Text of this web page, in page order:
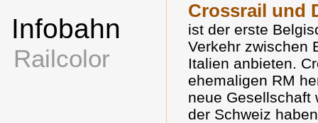
Crossrail und
ist der erste
Verkehr zwischen
Italien anbieten.
ehemaligen RM
neue Gesellschaft
der Schweiz
Infobahn
Railcolor